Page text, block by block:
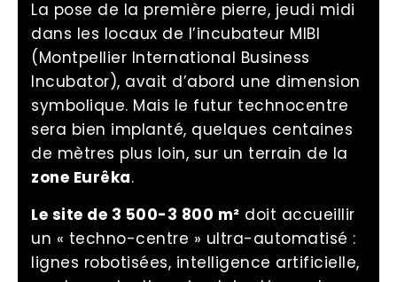
La pose de la première pierre, jeudi midi
dans les locaux de l’incubateur MIBI
(Montpellier International Business
Incubator), avait d’abord une dimension
symbolique. Mais le futur technocentre
sera bien implanté, quelques centaines
de mètres plus loin, sur un terrain de la
zone Eurêka.
Le site de 3 500-3 800 m² doit accueillir
un « techno-centre » ultra-automatisé :
lignes robotisées, intelligence artificielle,